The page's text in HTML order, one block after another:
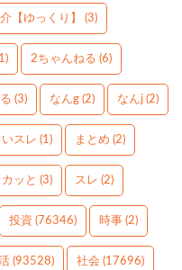
【ゆっくり】 (3)
2ちゃんねる (6)
(3) なんg (2) なんj (2)
スレ (1) まとめ (2)
カッと (3) スレ (2)
投資 (76346) 時事 (2)
(93528) 社会 (17696)